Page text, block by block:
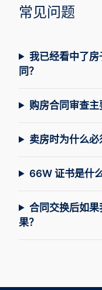
常见问题
我已经看中了
同？
购房合同审查主
卖房时为什么必
66W 证书是什
合同交换后如
果？